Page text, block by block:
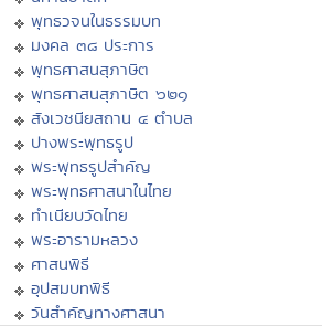
พุทธวจนในธรรมบท
มงคล ๓๘ ประการ
พุทธศาสนสุภาษิต
พุทธศาสนสุภาษิต ๖๒๑
สังเวชนียสถาน ๔ ตำบล
ปางพระพุทธรูป
พระพุทธรูปสำคัญ
พระพุทธศาสนาในไทย
ทำเนียบวัดไทย
พระอารามหลวง
ศาสนพิธี
อุปสมบทพิธี
วันสำคัญทางศาสนา